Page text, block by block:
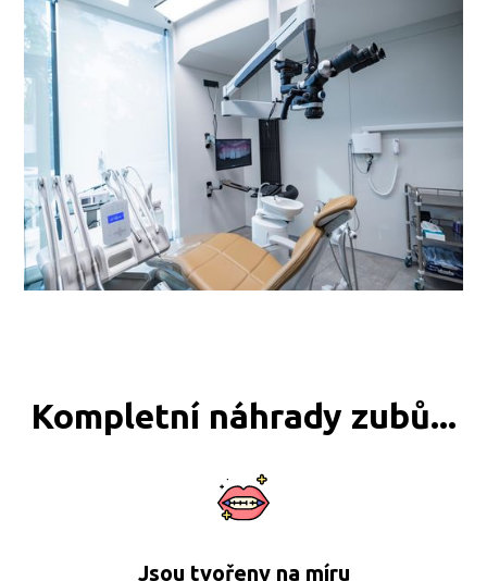
Kompletní náhrady zubů...
Jsou tvořeny na míru